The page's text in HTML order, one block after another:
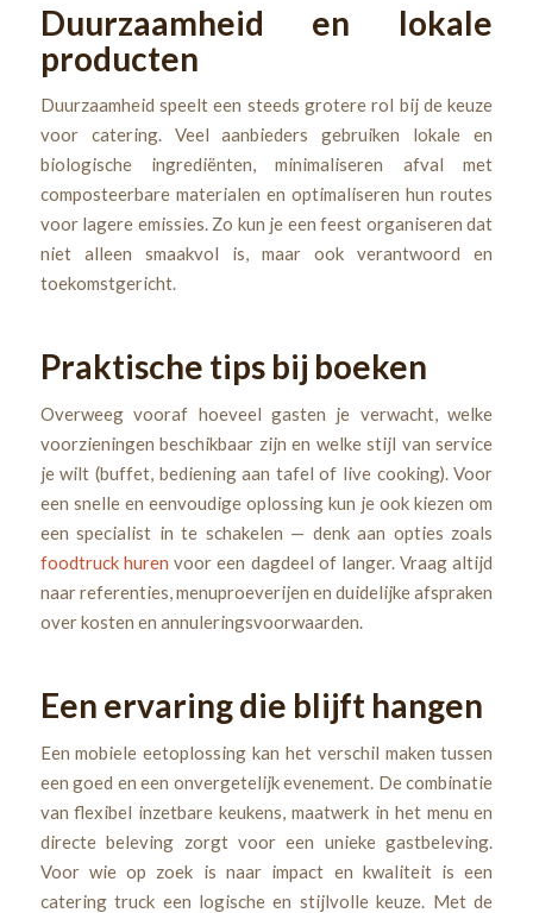
Duurzaamheid en lokale
producten
Duurzaamheid speelt een steeds grotere rol bij de keuze
voor catering. Veel aanbieders gebruiken lokale en
biologische ingrediënten, minimaliseren afval met
composteerbare materialen en optimaliseren hun routes
voor lagere emissies. Zo kun je een feest organiseren dat
niet alleen smaakvol is, maar ook verantwoord en
toekomstgericht.
Praktische tips bij boeken
Overweeg vooraf hoeveel gasten je verwacht, welke
voorzieningen beschikbaar zijn en welke stijl van service
je wilt (buffet, bediening aan tafel of live cooking). Voor
een snelle en eenvoudige oplossing kun je ook kiezen om
een specialist in te schakelen — denk aan opties zoals
foodtruck huren voor een dagdeel of langer. Vraag altijd
naar referenties, menuproeverijen en duidelijke afspraken
over kosten en annuleringsvoorwaarden.
Een ervaring die blijft hangen
Een mobiele eetoplossing kan het verschil maken tussen
een goed en een onvergetelijk evenement. De combinatie
van flexibel inzetbare keukens, maatwerk in het menu en
directe beleving zorgt voor een unieke gastbeleving.
Voor wie op zoek is naar impact en kwaliteit is een
catering truck een logische en stijlvolle keuze. Met de